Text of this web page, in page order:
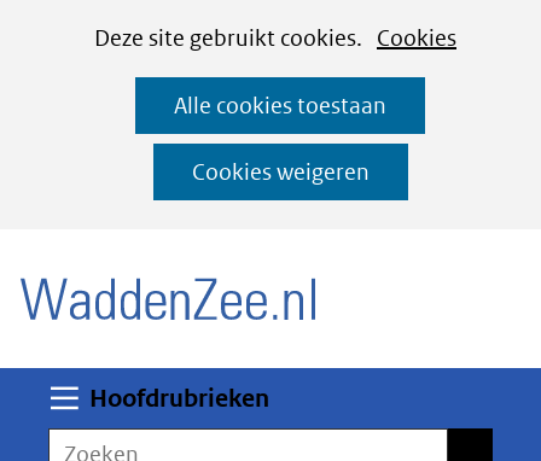
CookiesDeze site gebruikt cookies. Cookies
deze
worden
toegestaan
Alle cookies toestaan
Cookies weigeren
Ga
naar
de
inhoud
Hoofdrubrieken
Zoeken